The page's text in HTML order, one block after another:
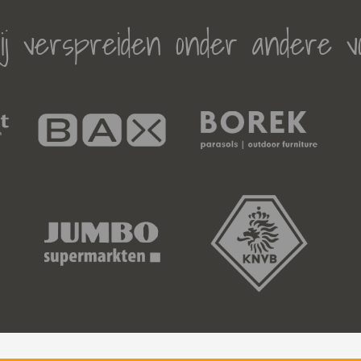
verspreiden onder andere